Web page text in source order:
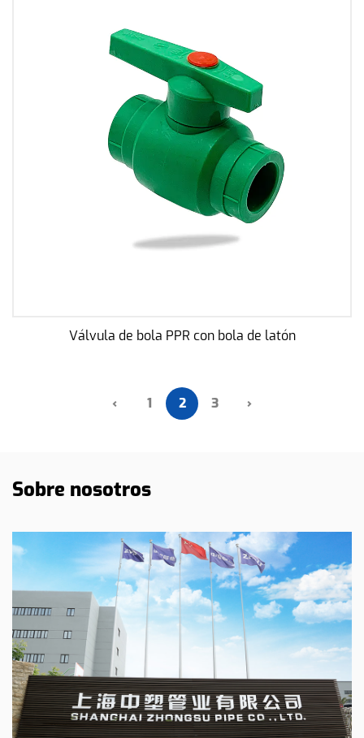
Válvula de bola PPR con bola de latón
‹ 1 2 3 ›
Sobre nosotros